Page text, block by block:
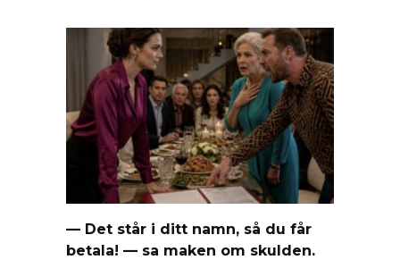
— Det står i ditt namn, så du får
betala! — sa maken om skulden.